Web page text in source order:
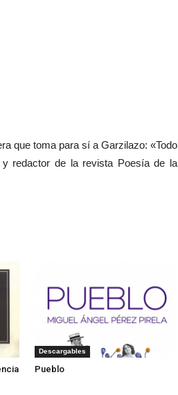
que toma para sí a Garzilazo: «Todo
redactor de la revista Poesía de la
Descargables
Pueblo